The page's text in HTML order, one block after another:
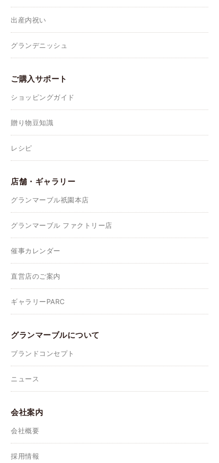
出産内祝い
グランデニッシュ
ご購入サポート
ショッピングガイド
贈り物豆知識
レシピ
店舗・ギャラリー
グランマーブル祇園本店
グランマーブル ファクトリー店
催事カレンダー
直営店のご案内
ギャラリーPARC
グランマーブルについて
ブランドコンセプト
ニュース
会社案内
会社概要
採用情報